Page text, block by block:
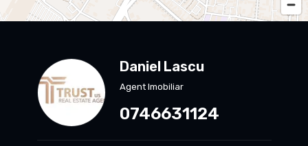
Daniel Lascu
Agent Imobiliar
0746631124